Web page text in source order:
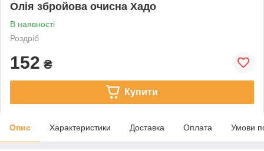
Олія збройова очисна Хадо
В наявності
Роздріб
152 ₴
Купити
Опис Характеристики Доставка Оплата Умови